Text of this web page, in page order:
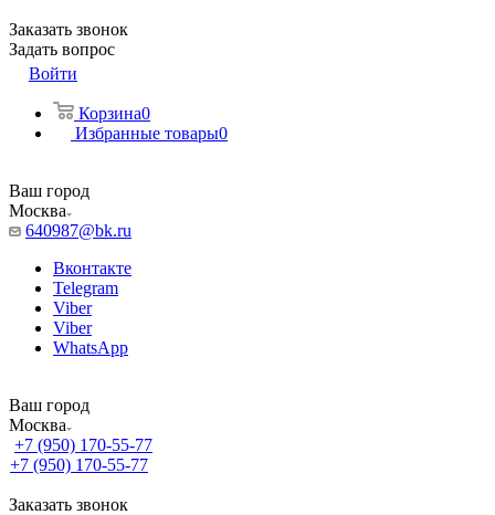
Заказать звонок
Задать вопрос
Войти
Корзина0
Избранные товары0
Ваш город
Москва
640987@bk.ru
Вконтакте
Telegram
Viber
Viber
WhatsApp
Ваш город
Москва
+7 (950) 170-55-77
+7 (950) 170-55-77
Заказать звонок